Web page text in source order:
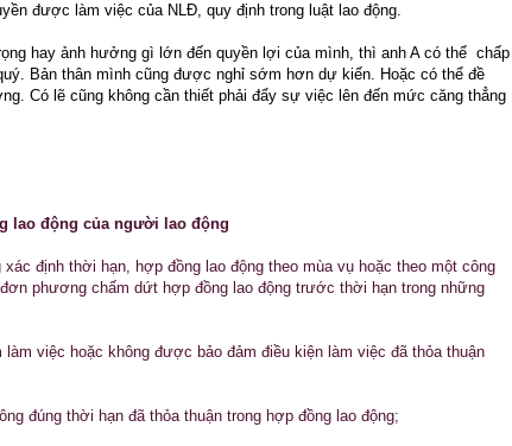
được làm việc của NLĐ, quy định trong luật lao động.
hay ảnh hưởng gì lớn đến quyền lợi của mình, thì anh A có thể chấp
Bản thân mình cũng được nghỉ sớm hơn dự kiến. Hoặc có thể đề
Có lẽ cũng không cần thiết phải đẩy sự việc lên đến mức căng thẳng
lao động của người lao động
định thời hạn, hợp đồng lao động theo mùa vụ hoặc theo một công
phương chấm dứt hợp đồng lao động trước thời hạn trong những
việc hoặc không được bảo đảm điều kiện làm việc đã thỏa thuận
đúng thời hạn đã thỏa thuận trong hợp đồng lao động;